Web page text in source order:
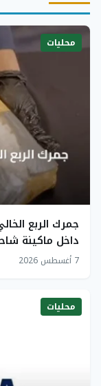
محليات
داخل ماكينة
7 أغسطس 2026
محليات